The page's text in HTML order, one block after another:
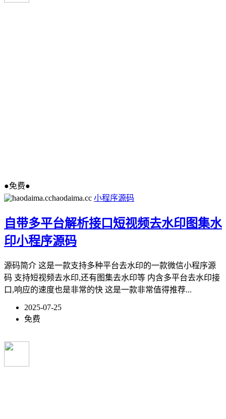
●免费●
haodaima.cc 小程序源码
自带多平台解析接口短视频去水印图集水
印小程序源码
源码简介 这是一款支持多种平台去水印的一款微信小程序源
码 支持短视频去水印,还有图集去水印等 内含多平台去水印接
口,响应的速度也是非常的快 这是一款非常值得推荐...
2025-07-25
免费